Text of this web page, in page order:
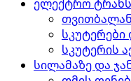
ელექტრო
სკუტერები
სკუტერის
სილამაზე და